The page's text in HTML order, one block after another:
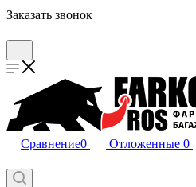
Заказать звонок
Сравнение0 Отложенные 0